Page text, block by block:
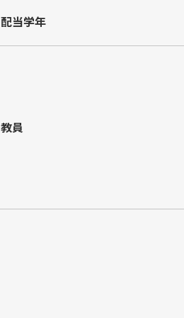
配当学年
教員